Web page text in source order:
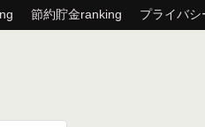
節約貯金ranking プライバ